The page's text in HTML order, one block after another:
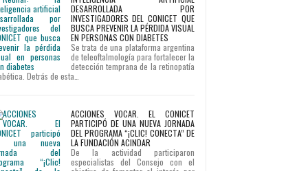
DESARROLLADA POR
INVESTIGADORES DEL CONICET QUE
BUSCA PREVENIR LA PÉRDIDA VISUAL
EN PERSONAS CON DIABETES
Se trata de una plataforma argentina
de teleoftalmología para fortalecer la
detección temprana de la retinopatía
Detrás de esta…
ACCIONES VOCAR. EL CONICET
PARTICIPÓ DE UNA NUEVA JORNADA
DEL PROGRAMA “¡CLIC! CONECTA” DE
LA FUNDACIÓN ACINDAR
De la actividad participaron
especialistas del Consejo con el